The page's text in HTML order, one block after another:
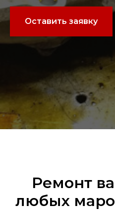
Оставить заявку
Ремонт
любых